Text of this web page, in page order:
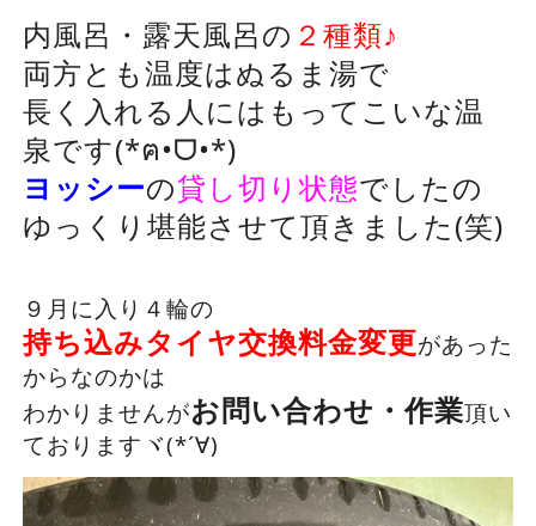
内風呂・露天風呂の ２種類♪
両方とも温度はぬるま湯で
長く入れる人にはもってこいな温
泉です(*ฅ•ᗜ•*)
ヨッシーの貸し切り状態でしたの
ゆっくり堪能させて頂きました(笑)
９月に入り４輪の
持ち込みタイヤ交換料金変更があった
からなのかは
わかりませんがお問い合わせ・作業頂い
ておりますヾ(*´∀)